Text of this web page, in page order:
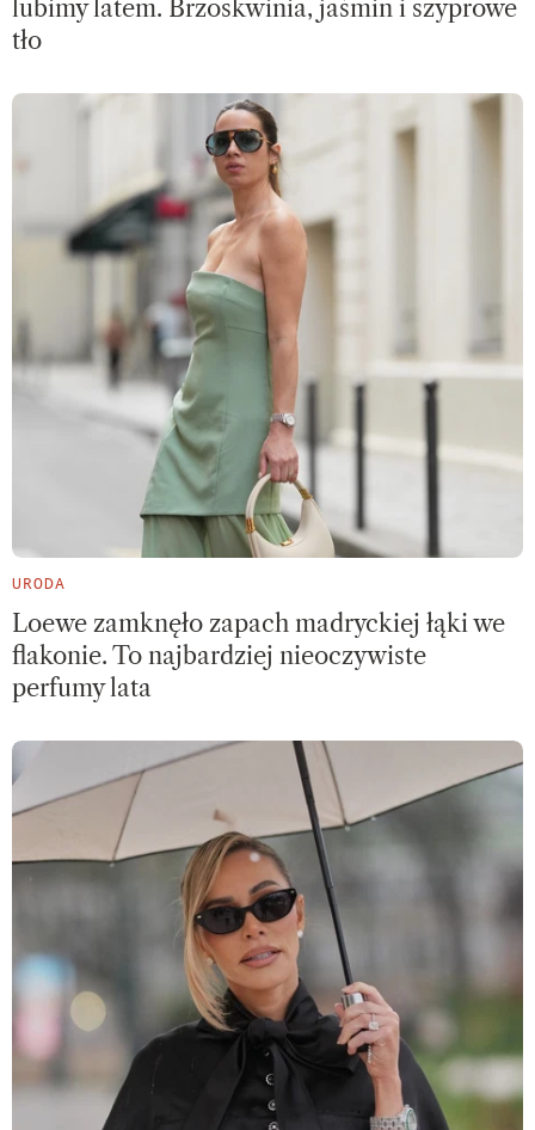
lubimy latem. Brzoskwinia, jaśmin i szyprowe
tło
URODA
Loewe zamknęło zapach madryckiej łąki we
flakonie. To najbardziej nieoczywiste
perfumy lata